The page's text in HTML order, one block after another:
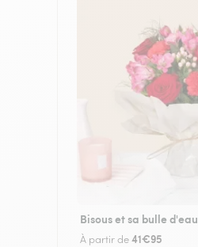
Bisous et sa bulle d'eau
À partir de41€95